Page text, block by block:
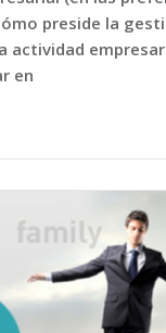
preside la
actividad
en